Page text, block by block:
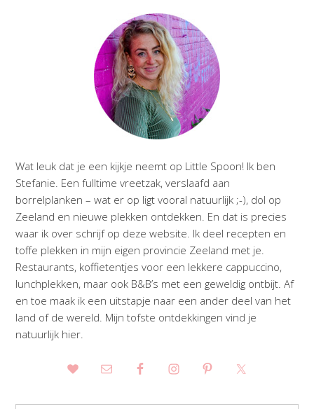
Wat leuk dat je een kijkje neemt op Little Spoon! Ik ben
Stefanie. Een fulltime vreetzak, verslaafd aan
borrelplanken – wat er op ligt vooral natuurlijk ;-), dol op
Zeeland en nieuwe plekken ontdekken. En dat is precies
waar ik over schrijf op deze website. Ik deel recepten en
toffe plekken in mijn eigen provincie Zeeland met je.
Restaurants, koffietentjes voor een lekkere cappuccino,
lunchplekken, maar ook B&B’s met een geweldig ontbijt. Af
en toe maak ik een uitstapje naar een ander deel van het
land of de wereld. Mijn tofste ontdekkingen vind je
natuurlijk hier.